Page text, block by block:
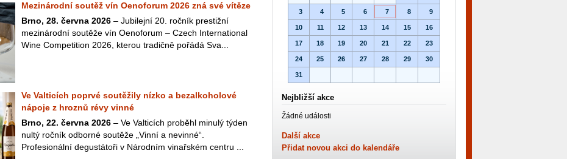
Mezinárodní soutěž vín Oenoforum 2026 zná své vítěze
Brno, 28. června 2026 – Jubilejní 20. ročník prestižní
mezinárodní soutěže vín Oenoforum – Czech International
Wine Competition 2026, kterou tradičně pořádá Sva...
Ve Valticích poprvé soutěžily nízko a bezalkoholové
nápoje z hroznů révy vinné
Brno, 22. června 2026 – Ve Valticích proběhl minulý týden
nultý ročník odborné soutěže „Vinní a nevinné“.
Profesionální degustátoři v Národním vinařském centru ...
3 4 5 6 7 8 9
10 11 12 13 14 15 16
17 18 19 20 21 22 23
24 25 26 27 28 29 30
31
Nejbližší akce
Žádné události
Další akce
Přidat novou akci do kalendáře